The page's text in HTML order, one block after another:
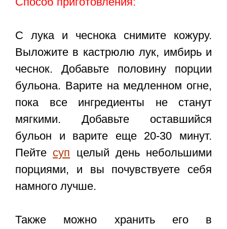
С лука и чеснока снимите кожуру.
Выложите в кастрюлю лук, имбирь и
чеснок. Добавьте половину порции
бульона. Варите на медленном огне,
пока все ингредиенты не станут
мягкими. Добавьте оставшийся
бульон и варите еще 20-30 минут.
Пейте суп целый день небольшими
порциями, и вы почувствуете себя
намного лучше.
Также можно хранить его в